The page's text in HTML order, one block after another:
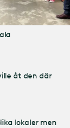
åt den där
lokaler men